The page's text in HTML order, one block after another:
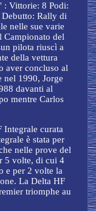
: Vittorie: 8 Podi:
Rally di
nelle sue varie
Campionato del
pilota riuscì a
della vettura
aver concluso al
nel 1990, Jorge
davanti al
mentre Carlos
Integrale curata
è stata per
nelle prove del
5 volte, di cui 4
e per 2 volte la
La Delta HF
triomphe au